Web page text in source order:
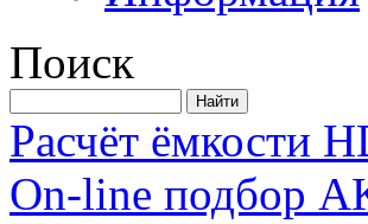
Поиск
Расчёт ёмкости
On-line подбор